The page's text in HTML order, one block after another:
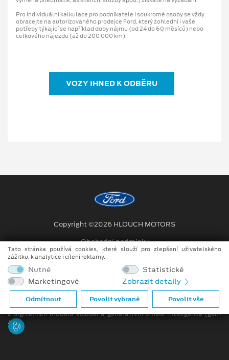
Pro individuální kalkulace pro podnikatele i soukromé osoby se vždy
obracejte na autorizovaného prodejce Ford, který zohlední i vaše
potřeby týkající se například doby nájmu (od 24 do 60 měsíců) nebo
celkového nájezdu (až do 200 000 km).
VOZY IHNED K ODBĚRU
Copyright ©2026 HLOUCH MOTORS
Obchodní podmínky
Ochrana osobních údajů
Prohlášení o zpracování údajů konečných zákazníků
Při tvorbě videí a obrázků na tomto webu je využíváno kombinace
tradičních fotografií či videí, počítačem generovaných snímků (CGI)
z digitálních modelů vozidel a generativní umělé inteligence (gen-
AI).
Tato stránka používá cookies, které slouží pro zlepšení uživatelského
zážitku, k analytice i cílení reklamy.
Nutné
Statistické
Marketingové
Zobrazit detaily
Odmítnout Povolit vybrané Povolit vše